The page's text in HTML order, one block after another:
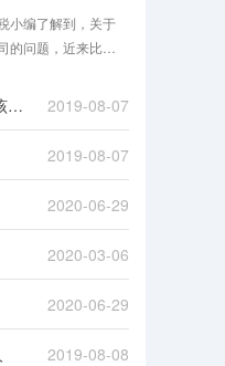
小编了解到，关于
的问题，近来比较
论是否需要在2018
经营的公司注销
公司被列入“非正常户”无法注销 该如何处理 2019-08-07
2019-08-07
2020-06-29
2020-03-06
2020-06-29
2019-08-08